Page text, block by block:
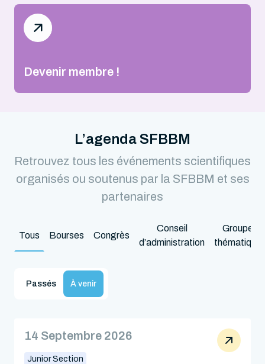
Devenir membre !
L’agenda SFBBM
Retrouvez tous les événements scientifiques
organisés ou soutenus par la SFBBM et ses
partenaires
Tous Bourses Congrès
Conseil
d’administration
Groupes
Passés À venir
14 Septembre 2026
Junior Section